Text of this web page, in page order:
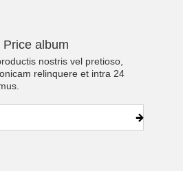
album
nostris vel pretioso,
relinquere et intra 24